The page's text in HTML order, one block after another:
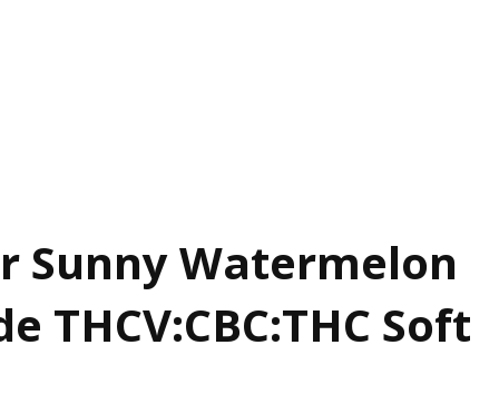
Sunny Watermelon
THCV:CBC:THC Soft